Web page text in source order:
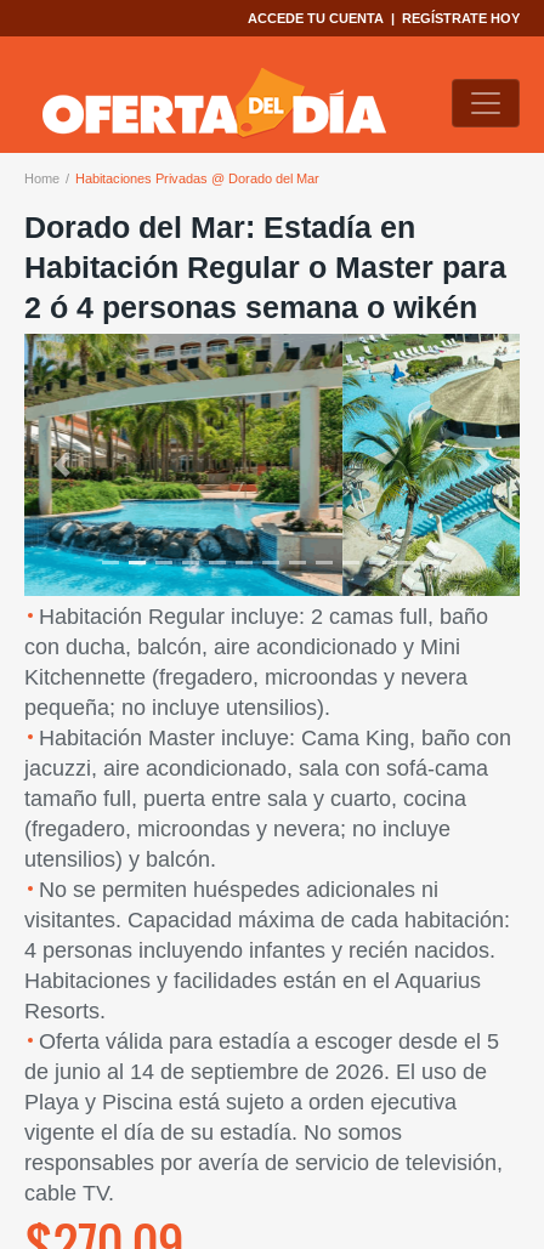
ACCEDE TU CUENTA | REGÍSTRATE HOY
Home Habitaciones Privadas @ Dorado del Mar
Dorado del Mar: Estadía en
Habitación Regular o Master para
2 ó 4 personas semana o wikén
Previous Next
Habitación Regular incluye: 2 camas full, baño
con ducha, balcón, aire acondicionado y Mini
Kitchennette (fregadero, microondas y nevera
pequeña; no incluye utensilios).
Habitación Master incluye: Cama King, baño con
jacuzzi, aire acondicionado, sala con sofá-cama
tamaño full, puerta entre sala y cuarto, cocina
(fregadero, microondas y nevera; no incluye
utensilios) y balcón.
No se permiten huéspedes adicionales ni
visitantes. Capacidad máxima de cada habitación:
4 personas incluyendo infantes y recién nacidos.
Habitaciones y facilidades están en el Aquarius
Resorts.
Oferta válida para estadía a escoger desde el 5
de junio al 14 de septiembre de 2026. El uso de
Playa y Piscina está sujeto a orden ejecutiva
vigente el día de su estadía. No somos
responsables por avería de servicio de televisión,
cable TV.